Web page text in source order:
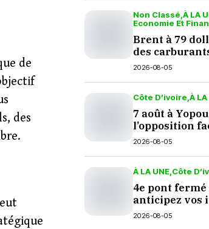
de
des
Non Classé À LA
Economie Et
Brent à 79
des
ils baisser en
2026-08-05
Côte D’ivoire À LA
7 août à
l’opposition
dialogue
2026-08-05
À LA UNE Côte
4e pont fermé
anticipez vos
2026-08-05